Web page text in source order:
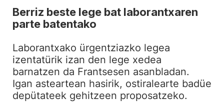
Berriz beste lege bat laborantxaren
parte batentako
Laborantxako ürgentziazko legea
izentatürik izan den lege xedea
barnatzen da Frantsesen asanbladan.
Igan asteartean hasirik, ostiralearte badüe
depütateek gehitzeen proposatzeko.